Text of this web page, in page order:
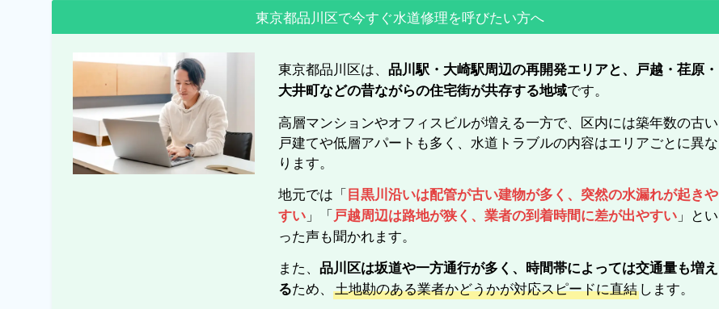
東京都品川区で今すぐ水道修理を呼びたい方へ
東京都品川区は、品川駅・大崎駅周辺の再開発エリアと、戸越・荏原・
大井町などの昔ながらの住宅街が共存する地域です。
高層マンションやオフィスビルが増える一方で、区内には築年数の古い
戸建てや低層アパートも多く、水道トラブルの内容はエリアごとに異な
ります。
地元では「目黒川沿いは配管が古い建物が多く、突然の水漏れが起きや
すい 」「戸越周辺は路地が狭く、業者の到着時間に差が出やすい 」とい
った声も聞かれます。
また、品川区は坂道や一方通行が多く、時間帯によっては交通量も増え
るため、土地勘のある業者かどうかが対応スピードに直結します。